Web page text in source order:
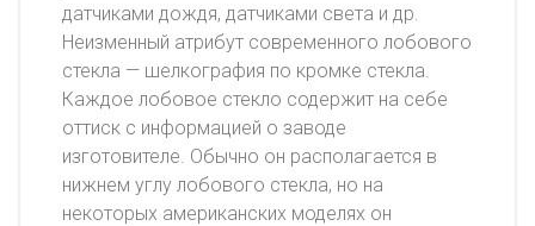
датчиками дождя, датчиками света и др.
Неизменный атрибут современного лобового
стекла — шелкография по кромке стекла.
Каждое лобовое стекло содержит на себе
оттиск с информацией о заводе
изготовителе. Обычно он располагается в
нижнем углу лобового стекла, но на
некоторых американских моделях он